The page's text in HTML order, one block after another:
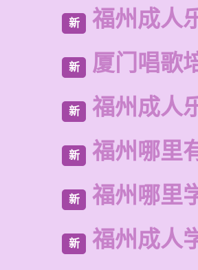
新 福州成人
新 厦门唱歌
新 福州成人
新 福州哪里
新 福州哪里
新 福州成人